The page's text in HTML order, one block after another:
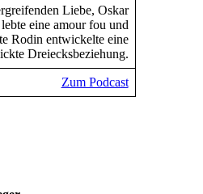
Harald Schwiers
Liebe, Oskar
eine amour fou und
Rodin entwickelte eine
Dreiecksbeziehung.
Zum Podcast